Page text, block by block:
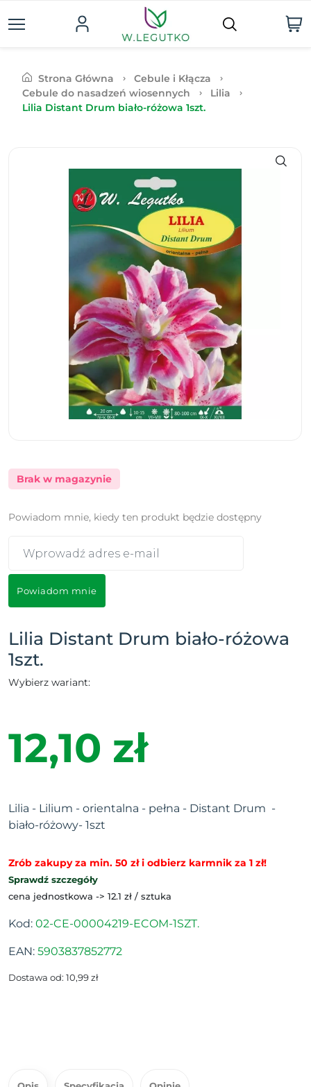
Strona Główna
Cebule i Kłącza
Cebule do nasadzeń wiosennych
Lilia
Lilia Distant Drum biało-różowa 1szt.
Brak w magazynie
Powiadom mnie, kiedy ten produkt będzie dostępny
Powiadom mnie
Lilia Distant Drum biało-różowa
1szt.
Wybierz wariant:
12,10 zł
Lilia - Lilium - orientalna - pełna - Distant Drum -
biało-różowy- 1szt
Zrób zakupy za min. 50 zł i odbierz karmnik za 1 zł!
Sprawdź szczegóły
cena jednostkowa -> 12.1 zł / sztuka
Kod: 02-CE-00004219-ECOM-1SZT.
EAN: 5903837852772
Dostawa od: 10,99 zł